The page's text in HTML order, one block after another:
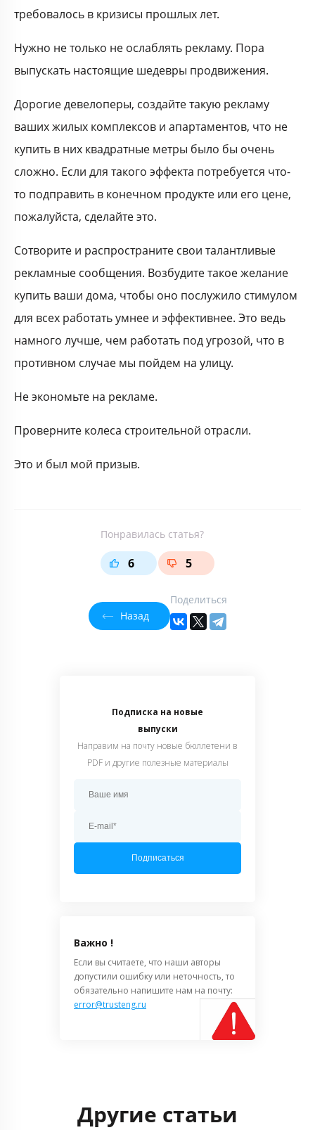
требовалось в кризисы прошлых лет.
Нужно не только не ослаблять рекламу. Пора
выпускать настоящие шедевры продвижения.
Дорогие девелоперы, создайте такую рекламу
ваших жилых комплексов и апартаментов, что не
купить в них квадратные метры было бы очень
сложно. Если для такого эффекта потребуется что-
то подправить в конечном продукте или его цене,
пожалуйста, сделайте это.
Сотворите и распространите свои талантливые
рекламные сообщения. Возбудите такое желание
купить ваши дома, чтобы оно послужило стимулом
для всех работать умнее и эффективнее. Это ведь
намного лучше, чем работать под угрозой, что в
противном случае мы пойдем на улицу.
Не экономьте на рекламе.
Проверните колеса строительной отрасли.
Это и был мой призыв.
Назад
Понравилась статья?
6 5
Поделиться
Подписка на новые
выпуски
Направим на почту новые бюллетени в
PDF и другие полезные материалы
Подписаться
Важно !
Если вы считаете, что наши авторы
допустили ошибку или неточность, то
обязательно напишите нам на почту:
error@trusteng.ru
Другие статьи